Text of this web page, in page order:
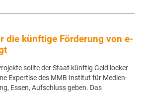
die künftige Förderung von e-
sollte der Staat künftig Geld locker
Expertise des MMB Institut für Medien-
Essen, Aufschluss geben. Das